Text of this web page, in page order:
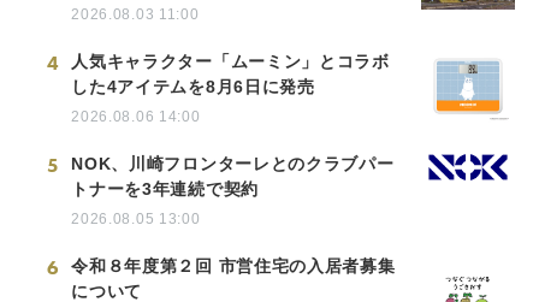
2026.08.03 11:00
4
人気キャラクター「ムーミン」とコラボ
した4アイテムを8月6日に発売
2026.08.06 14:00
5
NOK、川崎フロンターレとのクラブパー
トナーを3年連続で契約
2026.08.05 13:00
6
令和８年度第２回 市営住宅の入居者募集
について